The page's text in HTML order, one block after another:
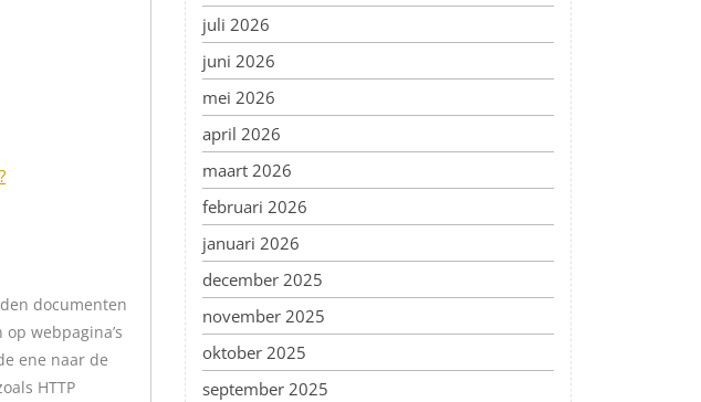
documenten
webpagina’s
ene naar de
HTTP
juli 2026
juni 2026
mei 2026
april 2026
maart 2026
februari 2026
januari 2026
december 2025
november 2025
oktober 2025
september 2025